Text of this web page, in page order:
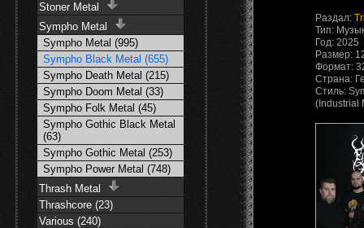
Stoner Metal
Sympho Metal
Sympho Metal (995)
Sympho Black Metal (655)
Sympho Death Metal (215)
Sympho Doom Metal (33)
Sympho Folk Metal (45)
Sympho Gothic Black Metal
(63)
Sympho Gothic Metal (253)
Sympho Power Metal (748)
Thrash Metal
Thrashcore (23)
Various (240)
Раздал:
Тип:
Год: 2025
Размер:
Формат:
Страна:
Стиль:
(Industrial